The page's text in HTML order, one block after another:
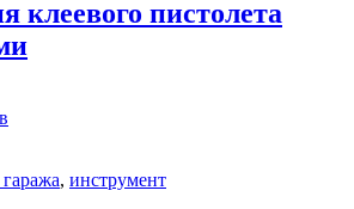
клеевого пистолета
, инструмент